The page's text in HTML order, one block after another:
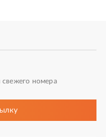
номера